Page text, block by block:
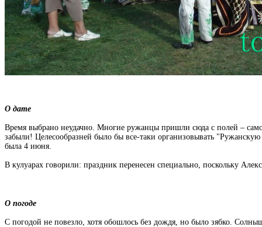
О дате
Время выбрано неудачно. Многие ружанцы пришли сюда с полей –
забыли! Целесообразней было бы все-таки организовывать
была 4 июня.
В кулуарах говорили: праздник перенесен специально, поскольку
О погоде
С погодой не повезло, хотя обошлось без дождя, но было зябко.